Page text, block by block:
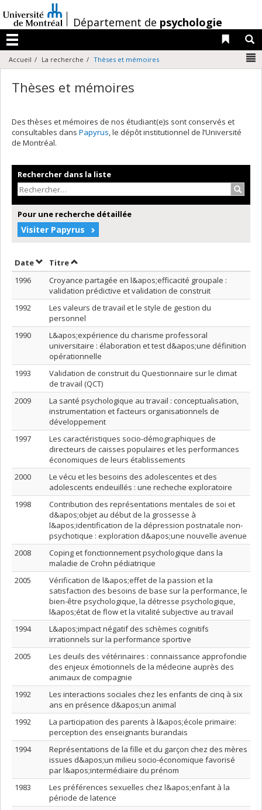
au
contenu
/Département de psychologie
Menu
Liens
Accueil La recherche Thèses et mémoires
Thèses et mémoires
Des thèses et mémoires de nos étudiant(e)s sont conservés et
consultables dans Papyrus, le dépôt institutionnel de l’Université
de Montréal.
Rechercher dans la liste
Pour une recherche détaillée
Visiter Papyrus
DateTrier par date en ordre décroissant
TitreTrier par titre en ordre décroissant
1996
Croyance partagée en l&apos;efficacité groupale :
validation prédictive et validation de construit
1992
Les valeurs de travail et le style de gestion du
personnel
1990
L&apos;expérience du charisme professoral
universitaire : élaboration et test d&apos;une définition
opérationnelle
1993
Validation de construit du Questionnaire sur le climat
de travail (QCT)
2009
La santé psychologique au travail : conceptualisation,
instrumentation et facteurs organisationnels de
développement
1997
Les caractéristiques socio-démographiques de
directeurs de caisses populaires et les performances
économiques de leurs établissements
2000
Le vécu et les besoins des adolescentes et des
adolescents endeuillés : une recheche exploratoire
1998
Contribution des représentations mentales de soi et
d&apos;objet au début de la grossesse à
l&apos;identification de la dépression postnatale non-
psychotique : exploration d&apos;une nouvelle avenue
2008
Coping et fonctionnement psychologique dans la
maladie de Crohn pédiatrique
2005
Vérification de l&apos;effet de la passion et la
satisfaction des besoins de base sur la performance, le
bien-être psychologique, la détresse psychologique,
l&apos;état de flow et la vitalité subjective au travail
1994
L&apos;impact négatif des schèmes cognitifs
irrationnels sur la performance sportive
2005
Les deuils des vétérinaires : connaissance approfondie
des enjeux émotionnels de la médecine auprès des
animaux de compagnie
1992
Les interactions sociales chez les enfants de cinq à six
ans en présence d&apos;un animal
1992
La participation des parents à l&apos;école primaire:
perception des enseignants burandais
1994
Représentations de la fille et du garçon chez des mères
issues d&apos;un milieu socio-économique favorisé
par l&apos;intermédiaire du prénom
1983
Les préférences sexuelles chez l&apos;enfant à la
période de latence